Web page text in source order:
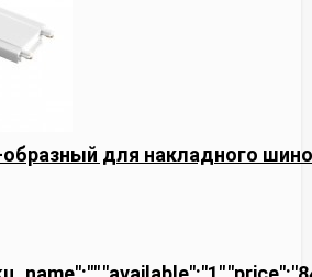
для накладного